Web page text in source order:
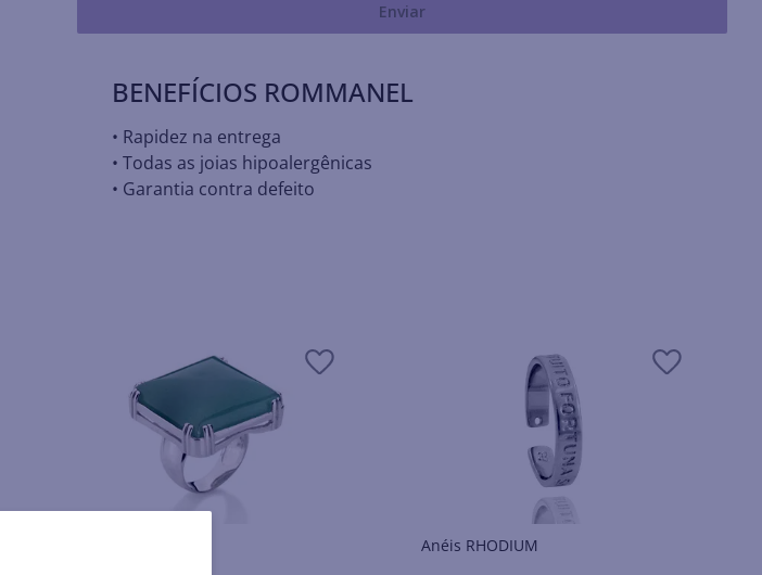
Enviar
BENEFÍCIOS ROMMANEL
• Rapidez na entrega
• Todas as joias hipoalergênicas
• Garantia contra defeito
Anéis RHODIUM